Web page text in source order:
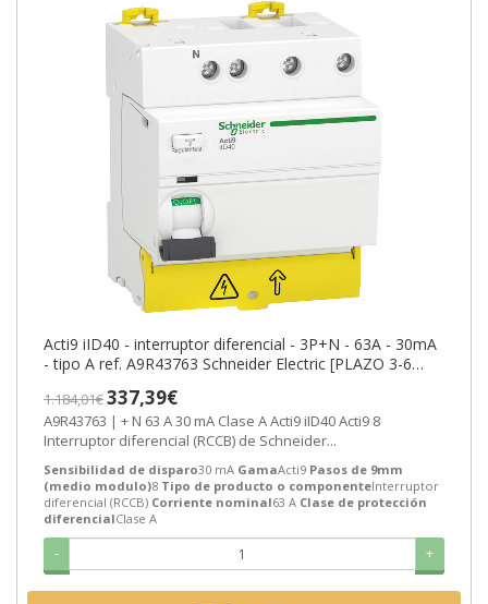
Acti9 iID40 - interruptor diferencial - 3P+N - 63A - 30mA
- tipo A ref. A9R43763 Schneider Electric [PLAZO 3-6
1.184,01€337,39€
A9R43763 | + N 63 A 30 mA Clase A Acti9 iID40 Acti9 8
Interruptor diferencial (RCCB) de Schneider...
Sensibilidad de disparo30 mA GamaActi9 Pasos de 9mm
(medio modulo)8 Tipo de producto o componenteInterruptor
diferencial (RCCB) Corriente nominal63 A Clase de protección
diferencialClase A
- +